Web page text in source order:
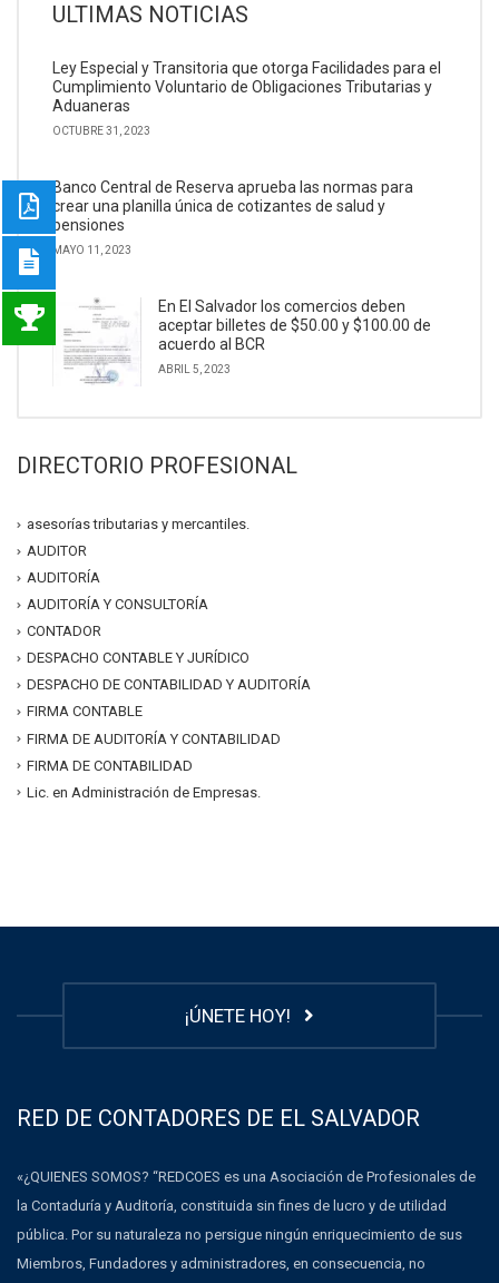
ULTIMAS NOTICIAS
Ley Especial y Transitoria que otorga Facilidades para el
Cumplimiento Voluntario de Obligaciones Tributarias y
Aduaneras
OCTUBRE 31, 2023
Banco Central de Reserva aprueba las normas para
crear una planilla única de cotizantes de salud y
pensiones
MAYO 11, 2023
En El Salvador los comercios deben
aceptar billetes de $50.00 y $100.00 de
acuerdo al BCR
ABRIL 5, 2023
DIRECTORIO PROFESIONAL
asesorías tributarias y mercantiles.
AUDITOR
AUDITORÍA
AUDITORÍA Y CONSULTORÍA
CONTADOR
DESPACHO CONTABLE Y JURÍDICO
DESPACHO DE CONTABILIDAD Y AUDITORÍA
FIRMA CONTABLE
FIRMA DE AUDITORÍA Y CONTABILIDAD
FIRMA DE CONTABILIDAD
Lic. en Administración de Empresas.
¡ÚNETE HOY!
RED DE CONTADORES DE EL SALVADOR
«¿QUIENES SOMOS? “REDCOES es una Asociación de Profesionales de
la Contaduría y Auditoría, constituida sin fines de lucro y de utilidad
pública. Por su naturaleza no persigue ningún enriquecimiento de sus
Miembros, Fundadores y administradores, en consecuencia, no